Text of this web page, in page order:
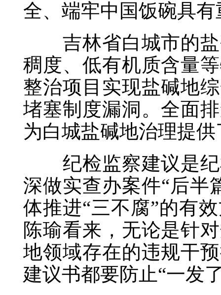
全、端牢中国饭碗具
吉林省白城市的盐
稠度、低有机质含量
整治项目实现盐碱地
堵塞制度漏洞。全面
为白城盐碱地治理提
纪检监察建议是纪
深做实查办案件“后半
体推进“三不腐”的有
陈瑜看来，无论是针
地领域存在的违规干
建议书都要防止“一发